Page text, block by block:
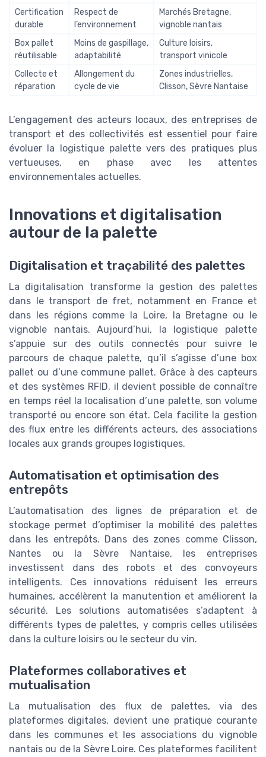
Certification
durable
Respect de
l’environnement
Marchés Bretagne,
vignoble nantais
Box pallet
réutilisable
Moins de gaspillage,
adaptabilité
Culture loisirs,
transport vinicole
Collecte et
réparation
Allongement du
cycle de vie
Zones industrielles,
Clisson, Sèvre Nantaise
L’engagement des acteurs locaux, des entreprises de
transport et des collectivités est essentiel pour faire
évoluer la logistique palette vers des pratiques plus
vertueuses, en phase avec les attentes
environnementales actuelles.
Innovations et digitalisation
autour de la palette
Digitalisation et traçabilité des palettes
La digitalisation transforme la gestion des palettes
dans le transport de fret, notamment en France et
dans les régions comme la Loire, la Bretagne ou le
vignoble nantais. Aujourd’hui, la logistique palette
s’appuie sur des outils connectés pour suivre le
parcours de chaque palette, qu’il s’agisse d’une box
pallet ou d’une commune pallet. Grâce à des capteurs
et des systèmes RFID, il devient possible de connaître
en temps réel la localisation d’une palette, son volume
transporté ou encore son état. Cela facilite la gestion
des flux entre les différents acteurs, des associations
locales aux grands groupes logistiques.
Automatisation et optimisation des
entrepôts
L’automatisation des lignes de préparation et de
stockage permet d’optimiser la mobilité des palettes
dans les entrepôts. Dans des zones comme Clisson,
Nantes ou la Sèvre Nantaise, les entreprises
investissent dans des robots et des convoyeurs
intelligents. Ces innovations réduisent les erreurs
humaines, accélèrent la manutention et améliorent la
sécurité. Les solutions automatisées s’adaptent à
différents types de palettes, y compris celles utilisées
dans la culture loisirs ou le secteur du vin.
Plateformes collaboratives et
mutualisation
La mutualisation des flux de palettes, via des
plateformes digitales, devient une pratique courante
dans les communes et les associations du vignoble
nantais ou de la Sèvre Loire. Ces plateformes facilitent